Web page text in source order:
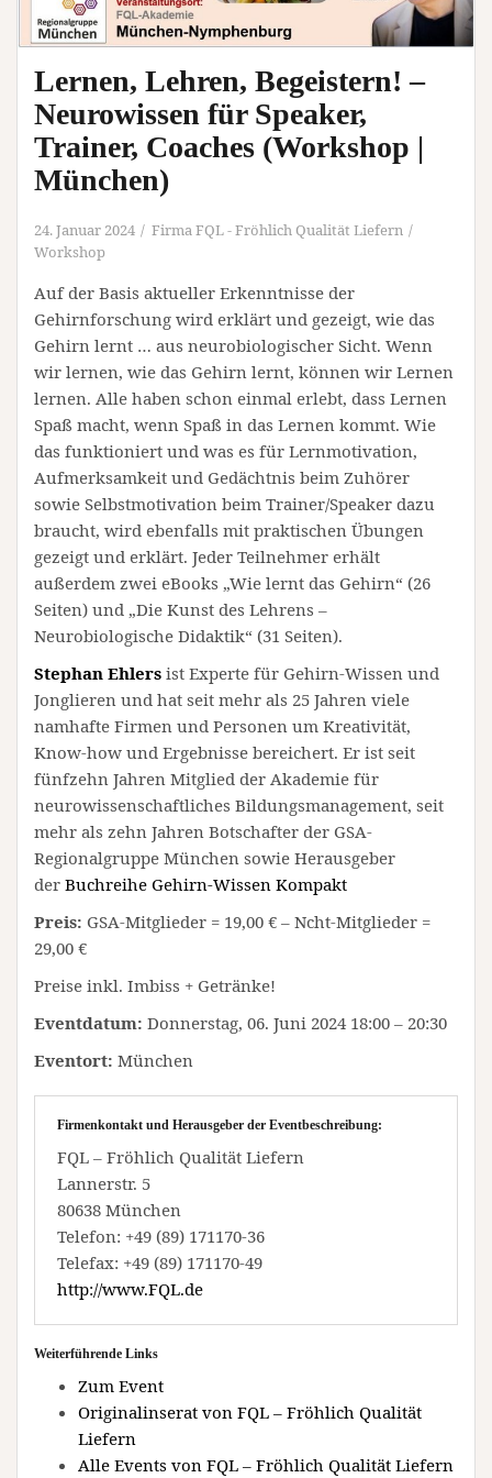
Lernen, Lehren, Begeistern! –
Neurowissen für Speaker,
Trainer, Coaches (Workshop |
München)
24. Januar 2024
Firma FQL - Fröhlich Qualität Liefern
Workshop
Auf der Basis aktueller Erkenntnisse der
Gehirnforschung wird erklärt und gezeigt, wie das
Gehirn lernt … aus neurobiologischer Sicht. Wenn
wir lernen, wie das Gehirn lernt, können wir Lernen
lernen. Alle haben schon einmal erlebt, dass Lernen
Spaß macht, wenn Spaß in das Lernen kommt. Wie
das funktioniert und was es für Lernmotivation,
Aufmerksamkeit und Gedächtnis beim Zuhörer
sowie Selbstmotivation beim Trainer/Speaker dazu
braucht, wird ebenfalls mit praktischen Übungen
gezeigt und erklärt. Jeder Teilnehmer erhält
außerdem zwei eBooks „Wie lernt das Gehirn“ (26
Seiten) und „Die Kunst des Lehrens –
Neurobiologische Didaktik“ (31 Seiten).
Stephan Ehlers ist Experte für Gehirn-Wissen und
Jonglieren und hat seit mehr als 25 Jahren viele
namhafte Firmen und Personen um Kreativität,
Know-how und Ergebnisse bereichert. Er ist seit
fünfzehn Jahren Mitglied der Akademie für
neurowissenschaftliches Bildungsmanagement, seit
mehr als zehn Jahren Botschafter der GSA-
Regionalgruppe München sowie Herausgeber
der Buchreihe Gehirn-Wissen Kompakt
Preis: GSA-Mitglieder = 19,00 € – Ncht-Mitglieder =
29,00 €
Preise inkl. Imbiss + Getränke!
Eventdatum: Donnerstag, 06. Juni 2024 18:00 – 20:30
Eventort: München
Firmenkontakt und Herausgeber der Eventbeschreibung:
FQL – Fröhlich Qualität Liefern
Lannerstr. 5
80638 München
Telefon: +49 (89) 171170-36
Telefax: +49 (89) 171170-49
http://www.FQL.de
Weiterführende Links
Zum Event
Originalinserat von FQL – Fröhlich Qualität
Liefern
Alle Events von FQL – Fröhlich Qualität Liefern